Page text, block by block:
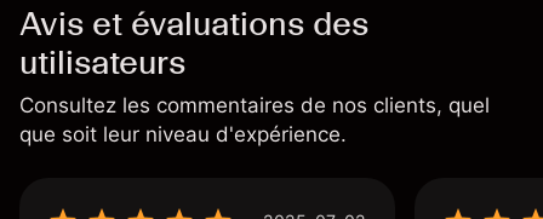
Avis et évaluations des
utilisateurs
Consultez les commentaires de nos clients, quel
que soit leur niveau d'expérience.